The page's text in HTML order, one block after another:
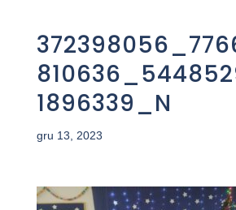
1896339_N
gru 13, 2023